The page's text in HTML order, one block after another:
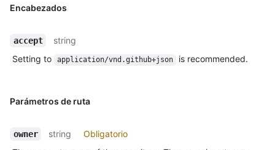
Encabezados
accept
string
Setting to
application/vnd.github+json is recommended.
Parámetros de ruta
owner string
Obligatorio